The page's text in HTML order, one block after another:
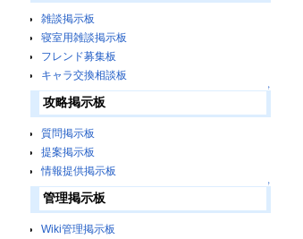
雑談掲示板
寝室用雑談掲示板
フレンド募集板
キャラ交換相談板
↑
攻略掲示板
質問掲示板
提案掲示板
情報提供掲示板
↑
管理掲示板
Wiki管理掲示板